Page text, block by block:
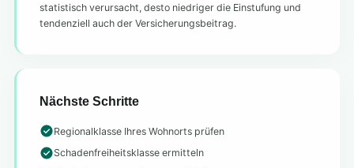
statistisch verursacht, desto niedriger die Einstufung und
tendenziell auch der Versicherungsbeitrag.
Nächste Schritte
Regionalklasse Ihres Wohnorts prüfen
Schadenfreiheitsklasse ermitteln